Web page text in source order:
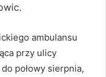
ambulansu
przy ulicy
połowy sierpnia,